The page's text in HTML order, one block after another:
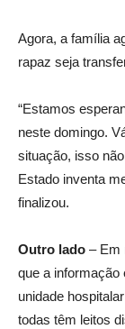
Agora, a família
rapaz seja
“Estamos
neste domingo.
situação, isso
Estado inventa
finalizou.
Outro lado – Em
que a informação
unidade
todas têm leitos